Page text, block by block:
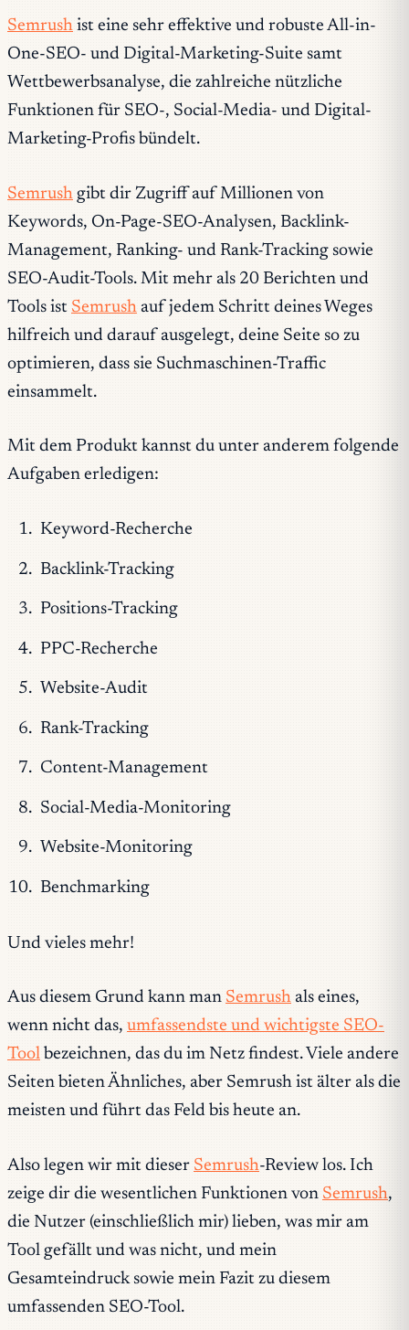
Semrush ist eine sehr effektive und robuste All-in-
One-SEO- und Digital-Marketing-Suite samt
Wettbewerbsanalyse, die zahlreiche nützliche
Funktionen für SEO-, Social-Media- und Digital-
Marketing-Profis bündelt.
Semrush gibt dir Zugriff auf Millionen von
Keywords, On-Page-SEO-Analysen, Backlink-
Management, Ranking- und Rank-Tracking sowie
SEO-Audit-Tools. Mit mehr als 20 Berichten und
Tools ist Semrush auf jedem Schritt deines Weges
hilfreich und darauf ausgelegt, deine Seite so zu
optimieren, dass sie Suchmaschinen-Traffic
einsammelt.
Mit dem Produkt kannst du unter anderem folgende
Aufgaben erledigen:
Keyword-Recherche
Backlink-Tracking
Positions-Tracking
PPC-Recherche
Website-Audit
Rank-Tracking
Content-Management
Social-Media-Monitoring
Website-Monitoring
Benchmarking
Und vieles mehr!
Aus diesem Grund kann man Semrush als eines,
wenn nicht das, umfassendste und wichtigste SEO-
Tool bezeichnen, das du im Netz findest. Viele andere
Seiten bieten Ähnliches, aber Semrush ist älter als die
meisten und führt das Feld bis heute an.
Also legen wir mit dieser Semrush-Review los. Ich
zeige dir die wesentlichen Funktionen von Semrush,
die Nutzer (einschließlich mir) lieben, was mir am
Tool gefällt und was nicht, und mein
Gesamteindruck sowie mein Fazit zu diesem
umfassenden SEO-Tool.